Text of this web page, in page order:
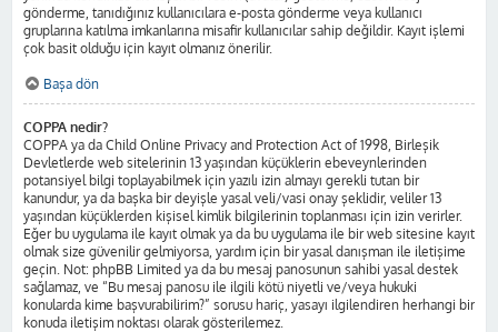
gönderme, tanıdığınız kullanıcılara e-posta gönderme veya kullanıcı
gruplarına katılma imkanlarına misafir kullanıcılar sahip değildir. Kayıt işlemi
çok basit olduğu için kayıt olmanız önerilir.
Başa dön
COPPA nedir?
COPPA ya da Child Online Privacy and Protection Act of 1998, Birleşik
Devletlerde web sitelerinin 13 yaşından küçüklerin ebeveynlerinden
potansiyel bilgi toplayabilmek için yazılı izin almayı gerekli tutan bir
kanundur, ya da başka bir deyişle yasal veli/vasi onay şeklidir, veliler 13
yaşından küçüklerden kişisel kimlik bilgilerinin toplanması için izin verirler.
Eğer bu uygulama ile kayıt olmak ya da bu uygulama ile bir web sitesine kayıt
olmak size güvenilir gelmiyorsa, yardım için bir yasal danışman ile iletişime
geçin. Not: phpBB Limited ya da bu mesaj panosunun sahibi yasal destek
sağlamaz, ve “Bu mesaj panosu ile ilgili kötü niyetli ve/veya hukuki
konularda kime başvurabilirim?” sorusu hariç, yasayı ilgilendiren herhangi bir
konuda iletişim noktası olarak gösterilemez.